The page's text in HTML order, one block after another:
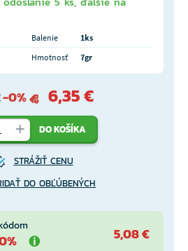
Balenie
1ks
Hmotnosť 7gr
-0% 6,35 €
DO KOŠÍKA
STRÁŽIŤ CENU
DO OBĽÚBENÝCH
5,08 €